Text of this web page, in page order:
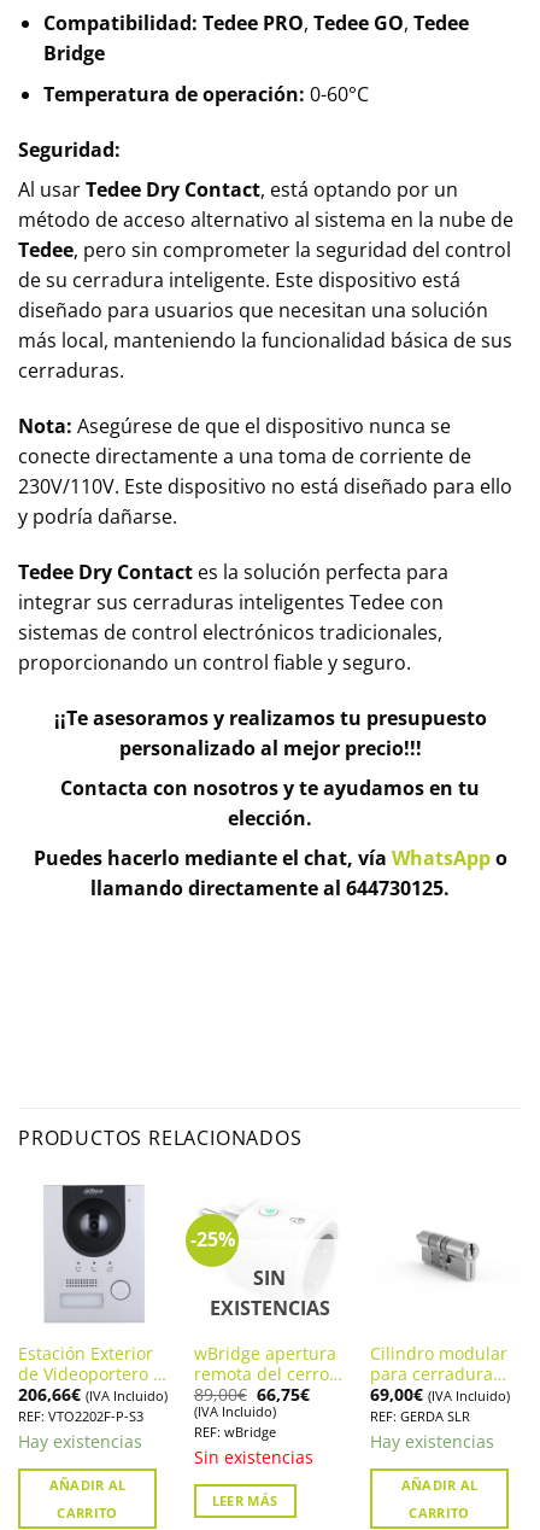
Compatibilidad: Tedee PRO, Tedee GO, Tedee
Bridge
Temperatura de operación: 0-60°C
Seguridad:
Al usarTedee Dry Contact, está optando por un
método de acceso alternativo al sistema en la nube de
Tedee, pero sin comprometer la seguridad del control
de su cerradura inteligente. Este dispositivo está
diseñado para usuarios que necesitan una solución
más local, manteniendo la funcionalidad básica de sus
cerraduras.
Nota: Asegúrese de que el dispositivo nunca se
conecte directamente a una toma de corriente de
230V/110V. Este dispositivo no está diseñado para ello
y podría dañarse.
Tedee Dry Contact es la solución perfecta para
integrar sus cerraduras inteligentes Tedee con
sistemas de control electrónicos tradicionales,
proporcionando un control fiable y seguro.
¡¡Te asesoramos y realizamos tu presupuesto
personalizado al mejor precio!!!
Contacta con nosotros y te ayudamos en tu
elección.
Puedes hacerlo mediante el chat, vía WhatsAppo
llamando directamente al 644730125.
PRODUCTOS RELACIONADOS
Estación Exterior
de Videoportero IP
con Cámara 2MP
PoE DAHUA.
VTO2202F-P-S3
206,66€ (IVA Incluido)
REF: VTO2202F-P-S3
Hay existencias
AÑADIR AL
CARRITO
-25%
SIN
EXISTENCIAS
wBridge apertura
remota del cerrojo
wBolt. Accesorio
de Watchman
Door
89,00€ El
precio
original
era:
89,00€.
66,75€El
precio
66,75€.
(IVA Incluido)
REF: wBridge
Sin existencias
LEER MÁS
Cilindro modular
para cerradura
Tedee. GERDA SLR
69,00€ (IVA Incluido)
REF: GERDA SLR
Hay existencias
AÑADIR AL
CARRITO